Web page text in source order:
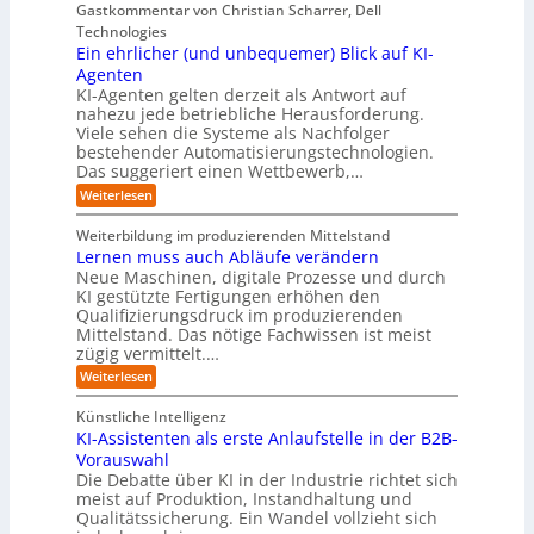
i
c
h
n
R
o
u
t
e
-
H
e
r
s
t
e
l
r
n
e
n
K
I
P
r
o
j
e
k
t
e
i
d
e
r
I
n
d
u
s
t
r
i
e
e
r
m
ö
e
C
y
e
r
r
i
s
i
k
o
w
a
c
h
s
e
n
d
e
R
a
n
s
o
m
w
a
r
b
e
n
f
r
I
n
d
u
s
t
r
i
e
r
o
b
o
t
e
r
n
3
D
w
i
l
l
i
n
g
f
ü
r
T
a
t
o
r
t
e
Gastkommentar von Christian Scharrer, Dell
Technologies
Ein ehrlicher (und unbequemer) Blick auf KI-
Agenten
KI-Agenten gelten derzeit als Antwort auf
nahezu jede betriebliche Herausforderung.
Viele sehen die Systeme als Nachfolger
bestehender Automatisierungstechnologien.
Das suggeriert einen Wettbewerb,…
Weiterlesen:
E
n
e
h
r
l
i
c
h
e
r
u
n
d
u
n
b
e
Weiterbildung im produzierenden Mittelstand
Lernen muss auch Abläufe verändern
Neue Maschinen, digitale Prozesse und durch
KI gestützte Fertigungen erhöhen den
Qualifizierungsdruck im produzierenden
Mittelstand. Das nötige Fachwissen ist meist
zügig vermittelt.…
Weiterlesen:
L
e
r
n
e
n
m
u
s
Künstliche Intelligenz
KI-Assistenten als erste Anlaufstelle in der B2B-
Vorauswahl
Die Debatte über KI in der Industrie richtet sich
meist auf Produktion, Instandhaltung und
Qualitätssicherung. Ein Wandel vollzieht sich